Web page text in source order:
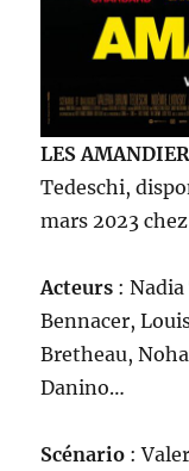
LES
Tedeschi,
mars 2023
Acteurs :
Bennacer,
Bretheau,
Danino…
Scénario :